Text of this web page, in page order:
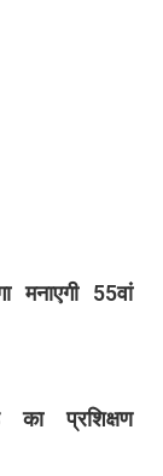
मनाएगी 55वां
प्रशिक्षण